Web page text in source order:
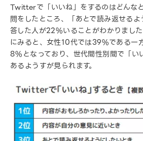
Twitterで「いいね」をするのはどんな
問をしたところ、「あとで読み返せる
答した人が22%いることがわかりまし
にみると、女性10代では39%である
8%となっており、世代間性別間で「い
あるようすが見られます。